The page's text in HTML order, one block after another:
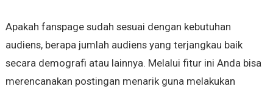
Apakah fanspage sudah sesuai dengan kebutuhan
audiens, berapa jumlah audiens yang terjangkau baik
secara demografi atau lainnya. Melalui fitur ini Anda bisa
merencanakan postingan menarik guna melakukan